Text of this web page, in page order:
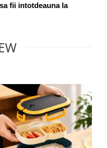
fii intotdeauna la